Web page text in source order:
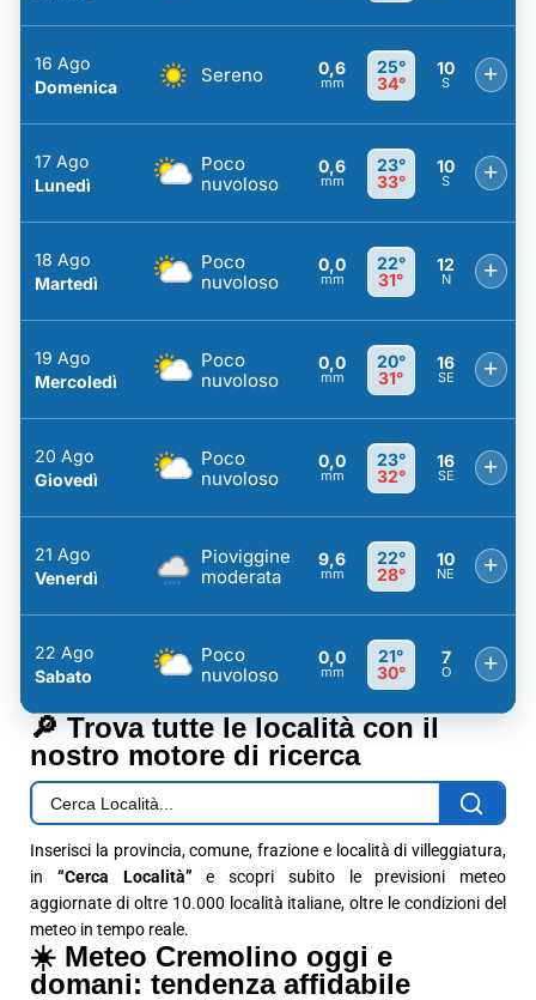
16 Ago
Domenica
Sereno 0,6
mm
25°
34°
10
S +
17 Ago
Lunedì
Poco
nuvoloso
0,6
mm
23°
33°
10
S +
18 Ago
Martedì
Poco
nuvoloso
0,0
mm
22°
31°
12
N +
19 Ago
Mercoledì
Poco
nuvoloso
0,0
mm
20°
31°
16
SE +
20 Ago
Giovedì
Poco
nuvoloso
0,0
mm
23°
32°
16
SE +
21 Ago
Venerdì
Pioviggine
moderata
9,6
mm
22°
28°
10
NE +
22 Ago
Sabato
Poco
nuvoloso
0,0
mm
21°
30°
7
O +
🔎 Trova tutte le località con il
nostro motore di ricerca
Inserisci la provincia, comune, frazione e località di villeggiatura,
in “Cerca Località” e scopri subito le previsioni meteo
aggiornate di oltre 10.000 località italiane, oltre le condizioni del
meteo in tempo reale.
☀️ Meteo Cremolino oggi e
domani: tendenza affidabile